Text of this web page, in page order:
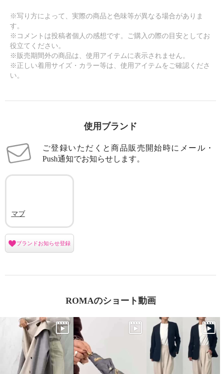
※写り方によって、実際の商品と色味等が異なる場合がありま
す。
※コメントは投稿者個人の感想です。ご購入の際の目安としてお
役立てください。
※販売期間外の商品は、使用アイテムに表示されません。
※正しい着用サイズ・カラー等は、使用アイテムをご確認くださ
い。
使用ブランド
ご登録いただくと商品販売開始時にメール・
Push通知でお知らせします。
マブ
ブランドお知らせ登録
ROMAのショート動画